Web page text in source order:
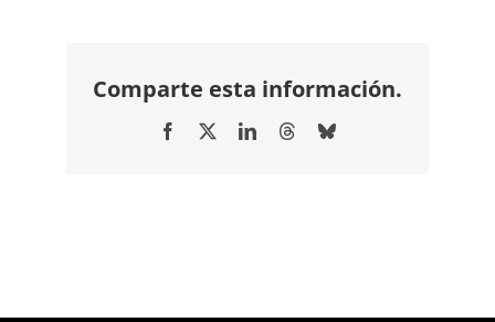
Comparte esta información.
Facebook LinkedInThreadsBluesky